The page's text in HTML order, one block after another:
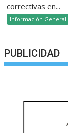
correctivas en...
Información General
PUBLICIDAD